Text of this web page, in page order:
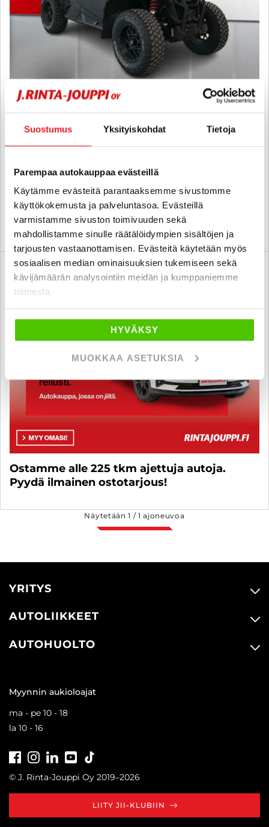
Suostumus Yksityiskohdat Tietoja
Parempaa autokauppaa evästeillä
Käytämme evästeitä parantaaksemme sivustomme
käyttökokemusta ja palveluntasoa. Evästeillä
varmistamme sivuston toimivuuden sekä
mahdollistamme sinulle räätälöidympien sisältöjen ja
tarjousten vastaanottamisen. Evästeitä käytetään myös
sosiaalisen median ominaisuuksien tukemiseen sekä
kävijämäärän analysointiin meidän ja kumppaniemme
toimesta.
HYVÄKSY
MUOKKAA ASETUKSIA
SPORT DPS T 1000 SSV - Suomi-mönkijä, Lämpöhytti,
Ohjaustehostin, ABS - Jarrut, Lavakate, Lisävalo. 1000 KUUTIOINEN!
16 499 €
alk. 190 € / kk
tampere
KATSO TIEDOT WHATSAPP
Ostamme alle 225 tkm ajettuja autoja.
Pyydä ilmainen ostotarjous!
Näytetään1 /1 ajoneuvoa
YRITYS
AUTOLIIKKEET
AUTOHUOLTO
Myynnin aukioloajat
ma - pe 10 - 18
la 10 - 16
FacebookInstagramLinkedInYoutube
© J. Rinta-Jouppi Oy 2019–2026
LIITY JII-KLUBIIN